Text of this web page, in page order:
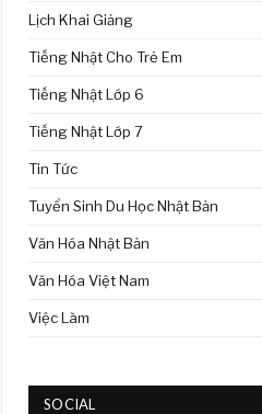
Lịch Khai Giảng
Tiếng Nhật Cho Trẻ Em
Tiếng Nhật Lớp 6
Tiếng Nhật Lớp 7
Tin Tức
Tuyển Sinh Du Học Nhật Bản
Văn Hóa Nhật Bản
Văn Hóa Việt Nam
Việc Làm
SOCIAL